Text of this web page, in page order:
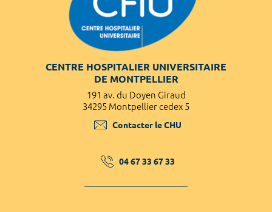
CENTRE HOSPITALIER UNIVERSITAIRE
DE MONTPELLIER
191 av. du Doyen Giraud
34295 Montpellier cedex 5
Contacter le CHU
04 67 33 67 33